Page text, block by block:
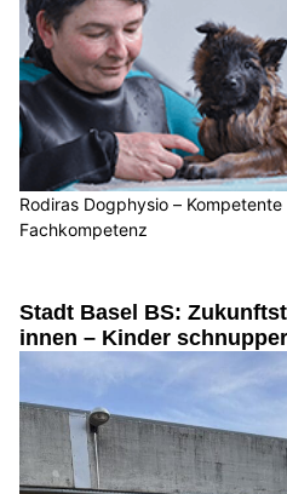
Rodiras Dogphysio –
Fachkompetenz
Stadt Basel BS:
innen – Kinder